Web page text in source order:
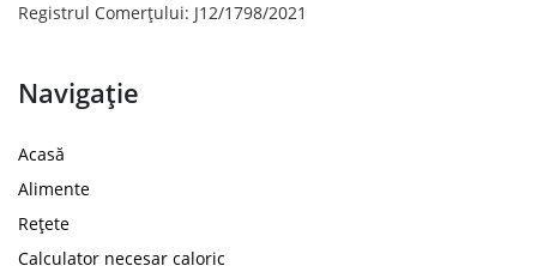
Registrul Comerțului: J12/1798/2021
Navigație
Acasă
Alimente
Rețete
Calculator necesar caloric